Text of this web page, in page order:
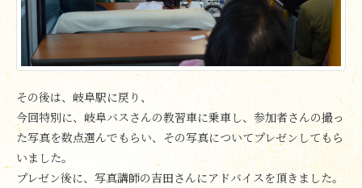
その後は、岐阜駅に戻り、
今回特別に、岐阜バスさんの教習車に乗車し、参加者さんの撮っ
た写真を数点選んでもらい、その写真についてプレゼンしてもら
いました。
プレゼン後に、写真講師の吉田さんにアドバイスを頂きました。